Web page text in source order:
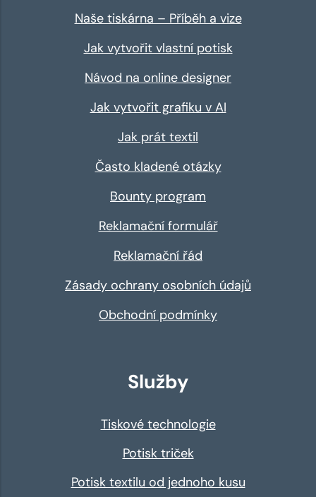
Naše tiskárna – Příběh a vize
Jak vytvořit vlastní potisk
Návod na online designer
Jak vytvořit grafiku v AI
Jak prát textil
Často kladené otázky
Bounty program
Reklamační formulář
Reklamační řád
Zásady ochrany osobních údajů
Obchodní podmínky
Služby
Tiskové technologie
Potisk triček
Potisk textilu od jednoho kusu